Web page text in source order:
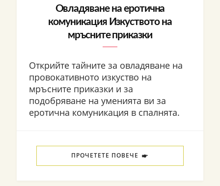
Овладяване на еротична
комуникация Изкуството на
мръсните приказки
Открийте тайните за овладяване на
провокативното изкуство на
мръсните приказки и за
подобряване на уменията ви за
еротична комуникация в спалнята.
ПРОЧЕТЕТЕ ПОВЕЧЕ